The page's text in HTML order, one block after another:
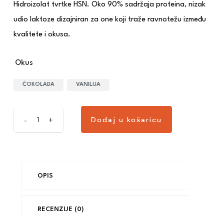
Hidroizolat tvrtke HSN. Oko 90% sadržaja proteina, nizak
udio laktoze dizajniran za one koji traže ravnotežu između
kvalitete i okusa.
Okus
ČOKOLADA VANILIJA
- + Dodaj u košaricu
OPIS
RECENZIJE (0)